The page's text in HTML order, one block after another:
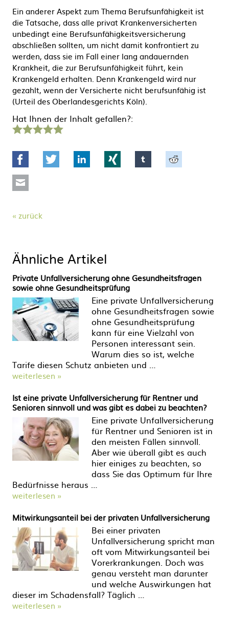
Ein anderer Aspekt zum Thema Berufsunfähigkeit ist
die Tatsache, dass alle privat Krankenversicherten
unbedingt eine Berufsunfähigkeitsversicherung
abschließen sollten, um nicht damit konfrontiert zu
werden, dass sie im Fall einer lang andauernden
Krankheit, die zur Berufsunfähigkeit führt, kein
Krankengeld erhalten. Denn Krankengeld wird nur
gezahlt, wenn der Versicherte nicht berufsunfähig ist
(Urteil des Oberlandesgerichts Köln).
Hat Ihnen der Inhalt gefallen?:
Stern Sterne Sterne Sterne Sterne
Facebook Twitter LinkedIn tumblr
zurück
Ähnliche Artikel
Private Unfallversicherung ohne Gesundheitsfragen
sowie ohne Gesundheitsprüfung
Eine private Unfallversicherung
ohne Gesundheitsfragen sowie
ohne Gesundheitsprüfung
kann für eine Vielzahl von
Personen interessant sein.
Warum dies so ist, welche
Tarife diesen Schutz anbieten und …
weiterlesen »
Ist eine private Unfallversicherung für Rentner und
Senioren sinnvoll und was gibt es dabei zu beachten?
Eine private Unfallversicherung
für Rentner und Senioren ist in
den meisten Fällen sinnvoll.
Aber wie überall gibt es auch
hier einiges zu beachten, so
dass Sie das Optimum für Ihre
Bedürfnisse heraus …
weiterlesen »
Mitwirkungsanteil bei der privaten Unfallversicherung
Bei einer privaten
Unfallversicherung spricht man
oft vom Mitwirkungsanteil bei
Vorerkrankungen. Doch was
genau versteht man darunter
und welche Auswirkungen hat
dieser im Schadensfall? Täglich …
weiterlesen »